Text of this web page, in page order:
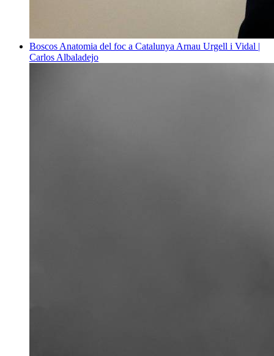
Boscos Anatomia del foc a Catalunya Arnau Urgell i Vidal |
Carlos Albaladejo